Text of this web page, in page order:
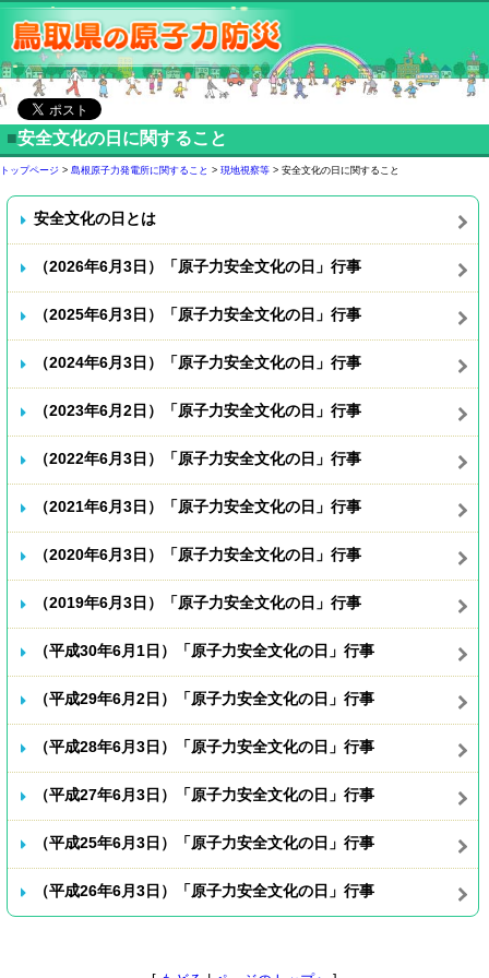
■安全文化の日に関すること
トップページ > 島根原子力発電所に関すること > 現地視察等 > 安全文化の日に関すること
安全文化の日とは
（2026年6月3日）「原子力安全文化の日」行事
（2025年6月3日）「原子力安全文化の日」行事
（2024年6月3日）「原子力安全文化の日」行事
（2023年6月2日）「原子力安全文化の日」行事
（2022年6月3日）「原子力安全文化の日」行事
（2021年6月3日）「原子力安全文化の日」行事
（2020年6月3日）「原子力安全文化の日」行事
（2019年6月3日）「原子力安全文化の日」行事
（平成30年6月1日）「原子力安全文化の日」行事
（平成29年6月2日）「原子力安全文化の日」行事
（平成28年6月3日）「原子力安全文化の日」行事
（平成27年6月3日）「原子力安全文化の日」行事
（平成25年6月3日）「原子力安全文化の日」行事
（平成26年6月3日）「原子力安全文化の日」行事